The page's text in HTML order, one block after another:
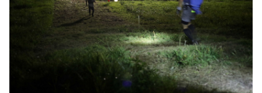
2019-02（1）
2025-05（1）
2025-01（1）
2024-09（2）
2022-06（1）